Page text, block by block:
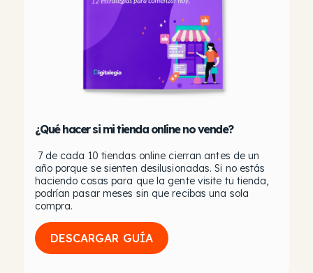
¿Qué hacer si mi tienda online no vende?
7 de cada 10 tiendas online cierran antes de un
año porque se sienten desilusionadas. Si no estás
haciendo cosas para que la gente visite tu tienda,
podrían pasar meses sin que recibas una sola
compra.
DESCARGAR GUÍA